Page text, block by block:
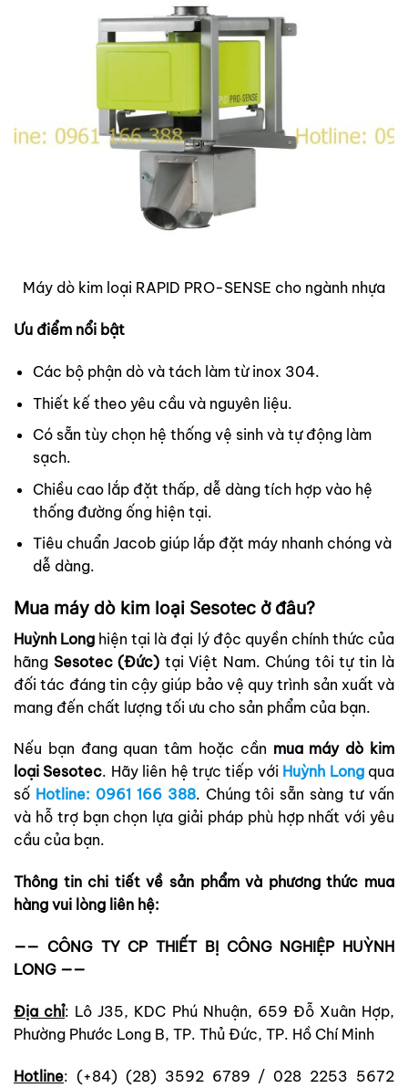
Máy dò kim loại RAPID PRO-SENSE cho ngành nhựa
Ưu điểm nổi bật
Các bộ phận dò và tách làm từ inox 304.
Thiết kế theo yêu cầu và nguyên liệu.
Có sẵn tùy chọn hệ thống vệ sinh và tự động làm
sạch.
Chiều cao lắp đặt thấp, dễ dàng tích hợp vào hệ
thống đường ống hiện tại.
Tiêu chuẩn Jacob giúp lắp đặt máy nhanh chóng và
dễ dàng.
Mua máy dò kim loại Sesotec ở đâu?
Huỳnh Long hiện tại là đại lý độc quyền chính thức của
hãng Sesotec (Đức) tại Việt Nam. Chúng tôi tự tin là
đối tác đáng tin cậy giúp bảo vệ quy trình sản xuất và
mang đến chất lượng tối ưu cho sản phẩm của bạn.
Nếu bạn đang quan tâm hoặc cần mua máy dò kim
loại Sesotec. Hãy liên hệ trực tiếp với Huỳnh Longqua
số Hotline: 0961 166 388. Chúng tôi sẵn sàng tư vấn
và hỗ trợ bạn chọn lựa giải pháp phù hợp nhất với yêu
cầu của bạn.
Thông tin chi tiết về sản phẩm và phương thức mua
hàng vui lòng liên hệ:
—— CÔNG TY CP THIẾT BỊ CÔNG NGHIỆP HUỲNH
LONG ——
Địa chỉ: Lô J35, KDC Phú Nhuận, 659 Đỗ Xuân Hợp,
Phường Phước Long B, TP. Thủ Đức, TP. Hồ Chí Minh
Hotline: (+84) (28) 3592 6789 / 028 2253 5672